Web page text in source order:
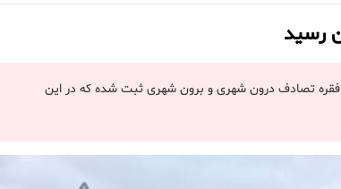
رئیس پلیس راه راهور فراجا گفت: از ۲۵ اسفند ۱۴۰۳ تا اول فروردین ۱۴۰۴، ۲۱۲۹۳ فقره تصادف درون شهری و برون شهری ثبت شده که در این